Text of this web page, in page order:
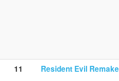
11 Resident Evil Remake